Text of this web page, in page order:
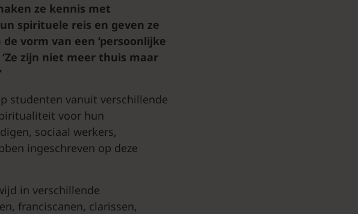
ze kennis met
spirituele reis en geven ze
vorm van een ‘persoonlijke
zijn niet meer thuis maar
studenten vanuit verschillende
voor hun
sociaal werkers,
ingeschreven op deze
in verschillende
franciscanen, clarissen,